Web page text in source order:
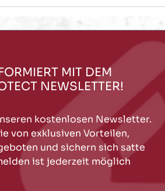
MIT DEM
NEWSLETTER!
kostenlosen Newsletter.
von exklusiven Vorteilen,
und sichern sich satte
ist jederzeit möglich